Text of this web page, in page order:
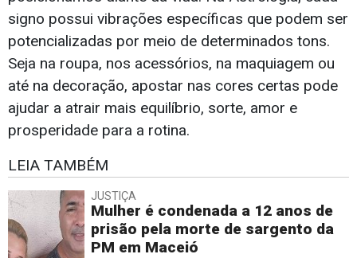
signo possui vibrações específicas que podem ser
potencializadas por meio de determinados tons.
Seja na roupa, nos acessórios, na maquiagem ou
até na decoração, apostar nas cores certas pode
ajudar a atrair mais equilíbrio, sorte, amor e
prosperidade para a rotina.
LEIA TAMBÉM
JUSTIÇA
Mulher é condenada a 12 anos de
prisão pela morte de sargento da
PM em Maceió